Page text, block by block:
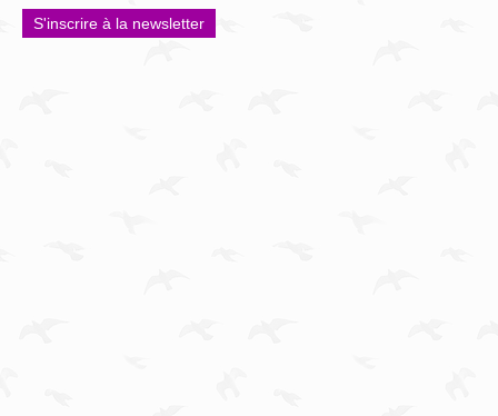
S'inscrire à la newsletter